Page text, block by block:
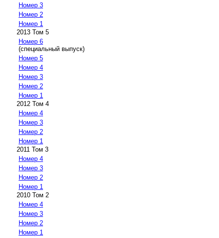
Номер 3
Номер 2
Номер 1
2013 Том 5
Номер 6
(специальный выпуск)
Номер 5
Номер 4
Номер 3
Номер 2
Номер 1
2012 Том 4
Номер 4
Номер 3
Номер 2
Номер 1
2011 Том 3
Номер 4
Номер 3
Номер 2
Номер 1
2010 Том 2
Номер 4
Номер 3
Номер 2
Номер 1